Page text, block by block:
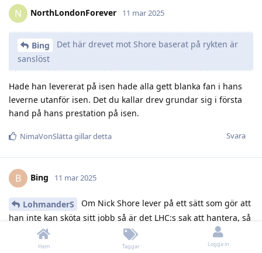
N NorthLondonForever 11 mar 2025
Bing
Det här drevet mot Shore baserat på rykten är
sanslöst
Hade han levererat på isen hade alla gett blanka fan i hans
leverne utanför isen. Det du kallar drev grundar sig i första
hand på hans prestation på isen.
Svara
NimaVonSlättagillar detta
B Bing 11 mar 2025
LohmanderS
Om Nick Shore lever på ett sätt som gör att
han inte kan sköta sitt jobb så är det LHC:s sak att hantera, så
rapportera det du vet till dom isåfall. Att vi sitter och slår fast
att vi inte kom till slutspel pga vad Nick Shore gör på sin fritid
Hem Taggar Logga in